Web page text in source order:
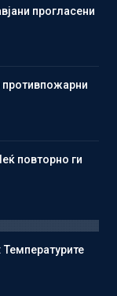
прогласени
противпожарни
повторно ги